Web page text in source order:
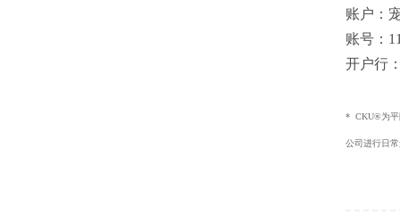
账户：
账号：
开户行
* CKU®为平
公司进行日